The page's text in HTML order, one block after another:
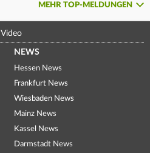
MEHR TOP-MELDUNGEN
Video
NEWS
Hessen News
Frankfurt News
Wiesbaden News
Mainz News
Kassel News
Darmstadt News